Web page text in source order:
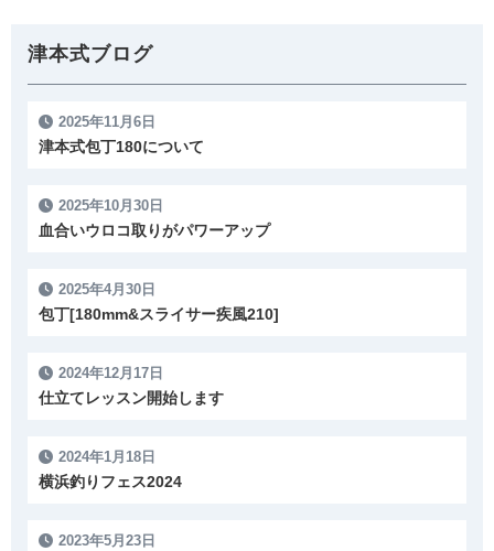
津本式ブログ
2025年11月6日
津本式包丁180について
2025年10月30日
血合いウロコ取りがパワーアップ
2025年4月30日
包丁[180mm&スライサー疾風210]
2024年12月17日
仕立てレッスン開始します
2024年1月18日
横浜釣りフェス2024
2023年5月23日